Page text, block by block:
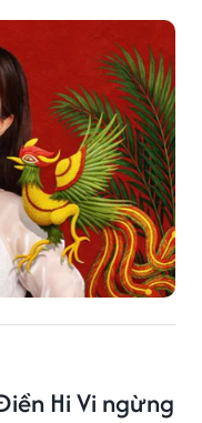
Hi Vi ngừng